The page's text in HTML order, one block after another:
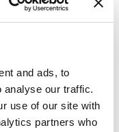
and ads, to
analyse our traffic.
use of our site with
partners who